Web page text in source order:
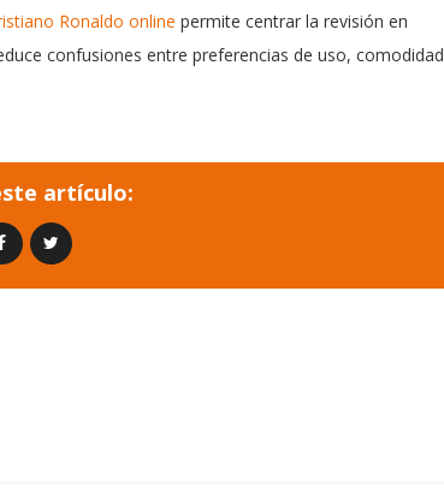
Ronaldo online permite centrar la revisión en
confusiones entre preferencias de uso, comodidad
artículo: